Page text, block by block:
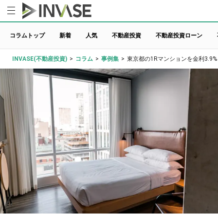
コラムトップ 新着 人気 不動産投資 不動産投資ローン
INVASE(不動産投資) > コラム > 事例集 > 東京都の1Rマンションを金利